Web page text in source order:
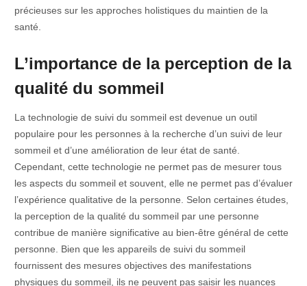
précieuses sur les approches holistiques du maintien de la
santé.
L’importance de la perception de la
qualité du sommeil
La technologie de suivi du sommeil est devenue un outil
populaire pour les personnes à la recherche d’un suivi de leur
sommeil et d’une amélioration de leur état de santé.
Cependant, cette technologie ne permet pas de mesurer tous
les aspects du sommeil et souvent, elle ne permet pas d’évaluer
l’expérience qualitative de la personne. Selon certaines études,
la perception de la qualité du sommeil par une personne
contribue de manière significative au bien-être général de cette
personne. Bien que les appareils de suivi du sommeil
fournissent des mesures objectives des manifestations
physiques du sommeil, ils ne peuvent pas saisir les nuances